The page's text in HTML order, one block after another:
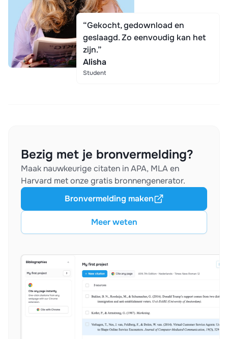
“Gekocht, gedownload en
geslaagd. Zo eenvoudig kan het
zijn.”
Alisha
Student
Bezig met je bronvermelding?
Maak nauwkeurige citaten in APA, MLA en
Harvard met onze gratis bronnengenerator.
Meer weten
Bronvermelding maken